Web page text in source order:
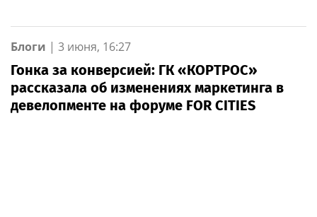
Блоги | 3 июня, 16:27
Гонка за конверсией: ГК «КОРТРОС»
рассказала об изменениях маркетинга в
девелопменте на форуме FOR CITIES